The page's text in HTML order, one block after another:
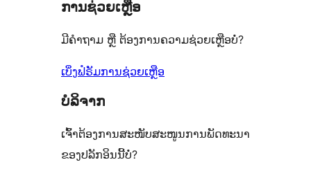
ຈຳນວນ
ລາຍການ
ດາວ
1
ລາຍການ
ການຊ່ວຍເຫຼືອ
ມີຄຳຖາມ ຫຼື ຕ້ອງການຄວາມຊ່ວຍເຫຼືອບໍ່?
ເບິ່ງຟໍຣັມການຊ່ວຍເຫຼືອ
ບໍລິຈາກ
ເຈົ້າຕ້ອງການສະໜັບສະໜູນການພັດທະນາ
ຂອງປລັກອິນນີ້ບໍ່?